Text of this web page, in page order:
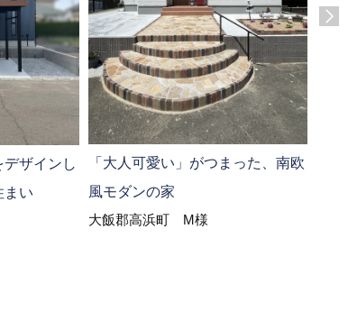
ザインし
まい
「大人可愛い」がつまった、南欧
風モダンの家
大飯郡高浜町 M様